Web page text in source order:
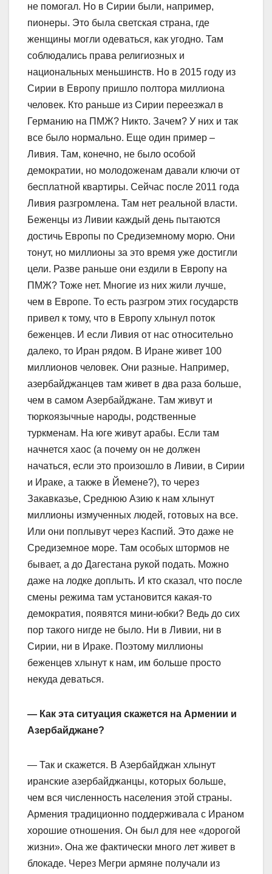
не помогал. Но в Сирии были, например,
пионеры. Это была светская страна, где
женщины могли одеваться, как угодно. Там
соблюдались права религиозных и
национальных меньшинств. Но в 2015 году из
Сирии в Европу пришло полтора миллиона
человек. Кто раньше из Сирии переезжал в
Германию на ПМЖ? Никто. Зачем? У них и так
все было нормально. Еще один пример –
Ливия. Там, конечно, не было особой
демократии, но молодоженам давали ключи от
бесплатной квартиры. Сейчас после 2011 года
Ливия разгромлена. Там нет реальной власти.
Беженцы из Ливии каждый день пытаются
достичь Европы по Средиземному морю. Они
тонут, но миллионы за это время уже достигли
цели. Разве раньше они ездили в Европу на
ПМЖ? Тоже нет. Многие из них жили лучше,
чем в Европе. То есть разгром этих государств
привел к тому, что в Европу хлынул поток
беженцев. И если Ливия от нас относительно
далеко, то Иран рядом. В Иране живет 100
миллионов человек. Они разные. Например,
азербайджанцев там живет в два раза больше,
чем в самом Азербайджане. Там живут и
тюркоязычные народы, родственные
туркменам. На юге живут арабы. Если там
начнется хаос (а почему он не должен
начаться, если это произошло в Ливии, в Сирии
и Ираке, а также в Йемене?), то через
Закавказье, Среднюю Азию к нам хлынут
миллионы измученных людей, готовых на все.
Или они поплывут через Каспий. Это даже не
Средиземное море. Там особых штормов не
бывает, а до Дагестана рукой подать. Можно
даже на лодке доплыть. И кто сказал, что после
смены режима там установится какая-то
демократия, появятся мини-юбки? Ведь до сих
пор такого нигде не было. Ни в Ливии, ни в
Сирии, ни в Ираке. Поэтому миллионы
беженцев хлынут к нам, им больше просто
некуда деваться.
— Как эта ситуация скажется на Армении и
Азербайджане?
— Так и скажется. В Азербайджан хлынут
иранские азербайджанцы, которых больше,
чем вся численность населения этой страны.
Армения традиционно поддерживала с Ираном
хорошие отношения. Он был для нее «дорогой
жизни». Она же фактически много лет живет в
блокаде. Через Мегри армяне получали из